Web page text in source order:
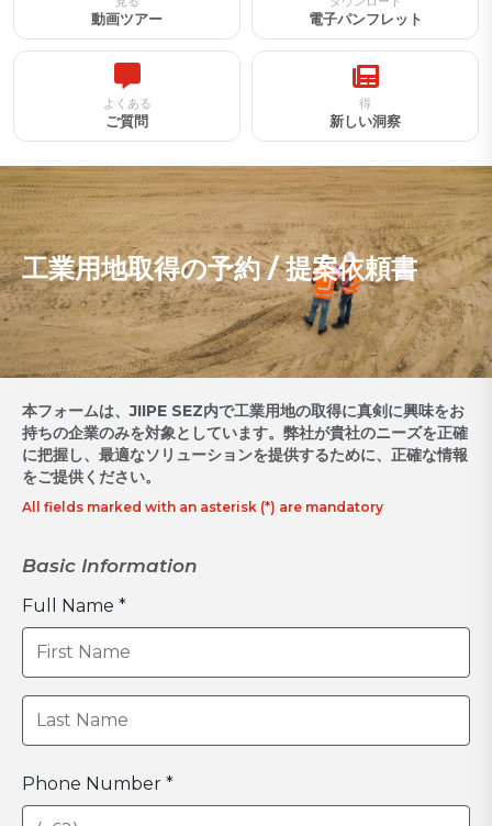
動画ツアー 電子パンフレット
よくある
ご質問
得
新しい洞察
工業用地取得の予約 / 提案依頼書
本フォームは、JIIPE SEZ内で工業用地の取得に真剣に興味をお
持ちの企業のみを対象としています。弊社が貴社のニーズを正確
に把握し、最適なソリューションを提供するために、正確な情報
をご提供ください。
All fields marked with an asterisk (*) are mandatory
Basic Information
Full Name *
Phone Number *